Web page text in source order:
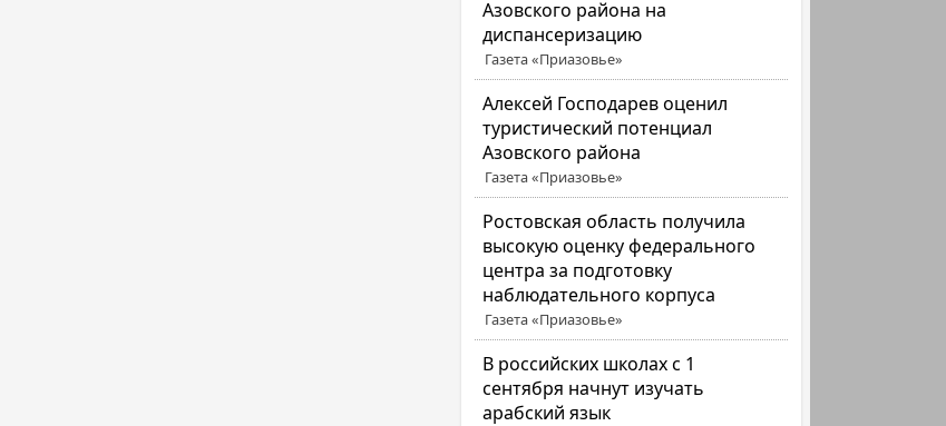
Азовского района на
диспансеризацию
Газета «Приазовье»
Алексей Господарев оценил
туристический потенциал
Азовского района
Газета «Приазовье»
Ростовская область получила
высокую оценку федерального
центра за подготовку
наблюдательного корпуса
Газета «Приазовье»
В российских школах с 1
сентября начнут изучать
арабский язык